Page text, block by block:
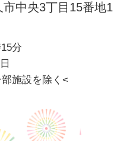
中央3丁目15番地1
分
施設を除く <